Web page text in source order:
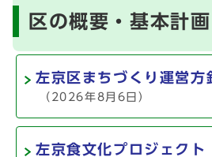
区の概要・基本計
左京区まちづくり運営方
（2026年8月6日）
左京食文化プロジェクト